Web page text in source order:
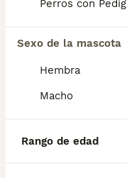
Perros con
Sexo de la mascota
Hembra
Macho
Rango de edad
¿Cuánto
San